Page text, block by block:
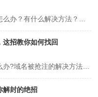
招教你如何找回
解封的绝招